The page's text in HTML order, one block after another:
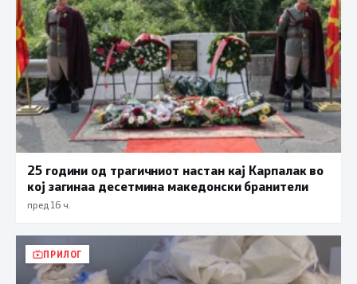
25 години од трагичниот настан кај Карпалак во
кој загинаа десетмина македонски бранители
пред 16 ч.
ПРИЛОГ